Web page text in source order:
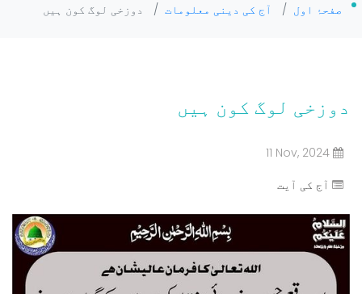
صفحۂ اول / آج کی دینی معلومات / دوزخی لوگ کون ہیں
دوزخی لوگ کون ہیں
11 Nov, 2024
آج کی آیت